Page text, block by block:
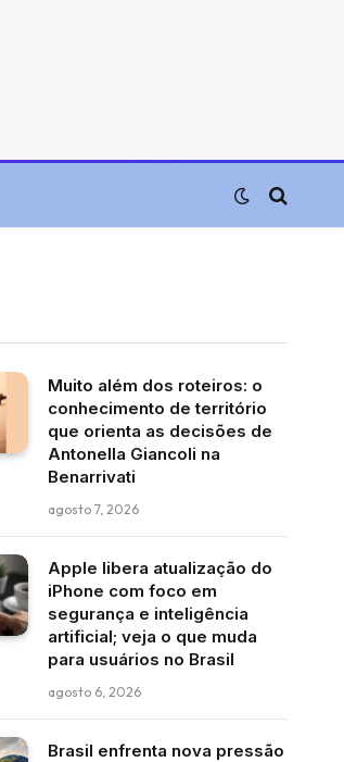
Muito além dos roteiros: o
conhecimento de território
que orienta as decisões de
Antonella Giancoli na
Benarrivati
agosto 7, 2026
Apple libera atualização do
iPhone com foco em
segurança e inteligência
artificial; veja o que muda
para usuários no Brasil
agosto 6, 2026
Brasil enfrenta nova pressão